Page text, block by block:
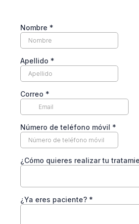
Nombre *
Apellido *
Correo *
Número de teléfono móvil *
¿Cómo quieres realizar tu
¿Ya eres paciente? *